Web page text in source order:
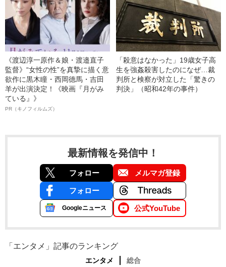
《渡辺淳一原作＆娘・渡邉直子
監督》“女性の性”を真摯に描く意
欲作に黒木瞳・西岡德馬・吉田
羊が出演決定！《映画『月がみ
ている』》
PR（キノフィルムズ）
「殺意はなかった」19歳女子高
生を強姦殺害したのになぜ…裁
判所と検察が対立した「驚きの
判決」（昭和42年の事件）
最新情報を発信中！
フォロー メルマガ登録
フォロー
Googleニュース 公式YouTube
「エンタメ」記事のランキング
エンタメ 総合